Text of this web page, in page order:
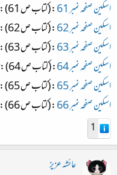
اسکین صفحہ نمبر 61 : (کتاب ص 61) :
اسکین صفحہ نمبر 62
: (کتاب ص 62) :
اسکین صفحہ نمبر 63
: (کتاب ص 63) :
اسکین صفحہ نمبر 64
: (کتاب ص 64) :
اسکین صفحہ نمبر 65
: (کتاب ص 65) :
اسکین صفحہ نمبر 66
: (کتاب ص 66) :
1
عائشہ عزیز